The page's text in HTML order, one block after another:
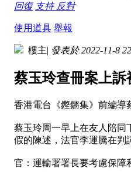
回復 支持 反對
使用道具 舉報
樓主| 發表於 2022-11-8
蔡玉玲查冊案上
香港電台《鏗鏘集》前編導
蔡玉玲周一早上在友人陪同
假的陳述，法官李運騰在判
官：運輸署署長要考慮保障